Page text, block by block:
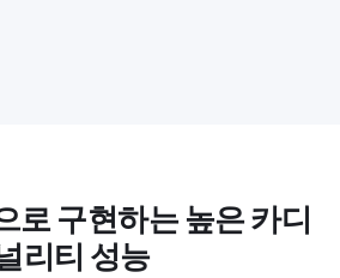
로 구현하는 높은 카디
리티 성능